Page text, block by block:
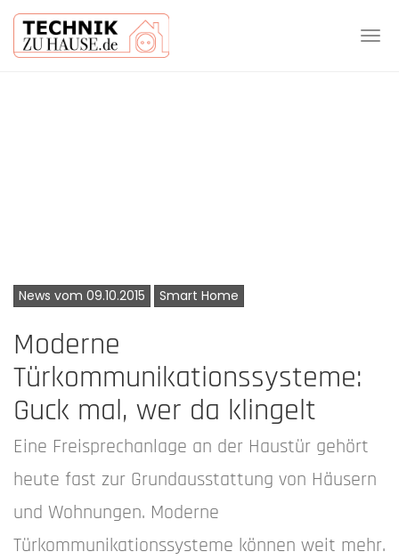
News vom 09.10.2015 Smart Home
Moderne
Türkommunikationssysteme:
Guck mal, wer da klingelt
Eine Freisprechanlage an der Haustür gehört
heute fast zur Grundausstattung von Häusern
und Wohnungen. Moderne
Türkommunikationssysteme können weit mehr.